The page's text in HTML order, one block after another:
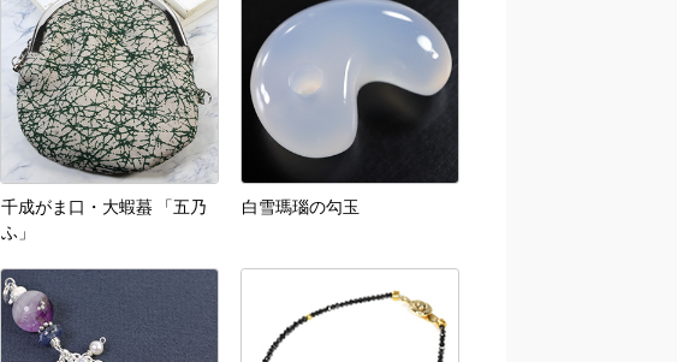
千成がま口・大蝦蟇 「五乃
ふ」
白雪瑪瑙の勾玉